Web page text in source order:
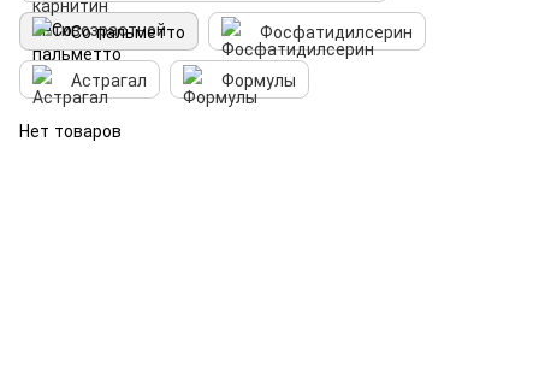
Со пальметто
Фосфатидилсерин
Астрагал
Формулы
Нет товаров